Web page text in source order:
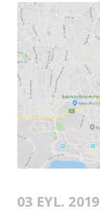
03 EYL. 2019